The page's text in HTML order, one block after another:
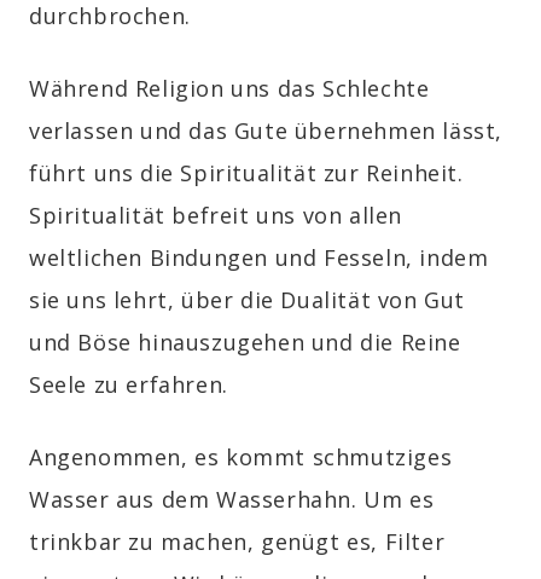
durchbrochen.
Während Religion uns das Schlechte
verlassen und das Gute übernehmen lässt,
führt uns die Spiritualität zur Reinheit.
Spiritualität befreit uns von allen
weltlichen Bindungen und Fesseln, indem
sie uns lehrt, über die Dualität von Gut
und Böse hinauszugehen und die Reine
Seele zu erfahren.
Angenommen, es kommt schmutziges
Wasser aus dem Wasserhahn. Um es
trinkbar zu machen, genügt es, Filter